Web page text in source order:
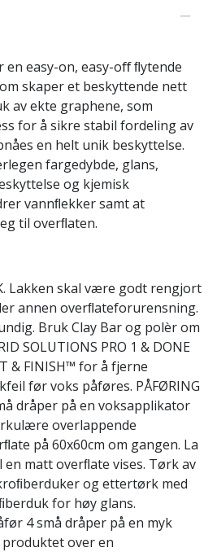
en easy-on, easy-oﬀ ﬂytende
skaper et beskyttende nett
av ekte graphene, som
for å sikre stabil fordeling av
en helt unik beskyttelse.
fargedybde, glans,
og kjemisk
vannﬂekker samt at
til overﬂaten.
Lakken skal være godt rengjort
annen overﬂateforurensning.
Bruk Clay Bar og polèr om
SOLUTIONS PRO 1 & DONE
& FINISH™ for å fjerne
før voks påføres. PÅFØRING
dråper på en voksapplikator
overlappende
på 60x60cm om gangen. La
matt overﬂate vises. Tørk av
og ettertørk med
for høy glans.
4 små dråper på en myk
over en